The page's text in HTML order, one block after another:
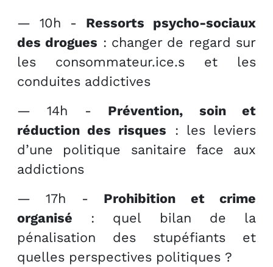
— 10h - Ressorts psycho-sociaux
des drogues : changer de regard sur
les consommateur.ice.s et les
conduites addictives
— 14h - Prévention, soin et
réduction des risques : les leviers
d’une politique sanitaire face aux
addictions
— 17h - Prohibition et crime
organisé : quel bilan de la
pénalisation des stupéfiants et
quelles perspectives politiques ?